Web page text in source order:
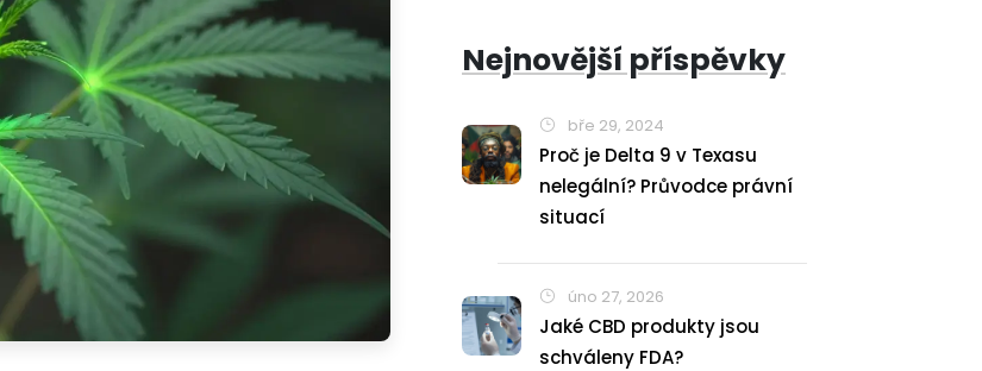
Nejnovější příspěvky
bře 29, 2024
Proč je Delta 9 v Texasu
nelegální? Průvodce právní
situací
úno 27, 2026
Jaké CBD produkty jsou
schváleny FDA?